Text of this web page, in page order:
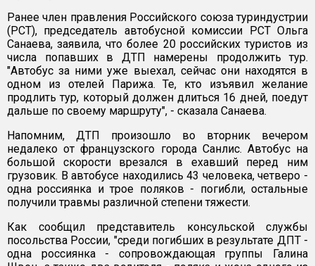
Ранее член правления Российского союза туриндустрии
(РСТ), председатель автобусной комиссии РСТ Ольга
Санаева, заявила, что более 20 российских туристов из
числа попавших в ДТП намерены продолжить тур.
"Автобус за ними уже выехал, сейчас они находятся в
одном из отелей Парижа. Те, кто изъявил желание
продлить тур, который должен длиться 16 дней, поедут
дальше по своему маршруту", - сказала Санаева.
Напомним, ДТП произошло во вторник вечером
недалеко от французского города Санлис. Автобус на
большой скорости врезался в ехавший перед ним
грузовик. В автобусе находились 43 человека, четверо -
одна россиянка и трое поляков - погибли, остальные
получили травмы различной степени тяжести.
Как сообщил представитель консульской службы
посольства России, "среди погибших в результате ДПТ -
одна россиянка - сопровождающая группы Галина